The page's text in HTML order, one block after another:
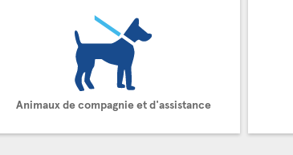
Animaux de compagnie et d'assistance